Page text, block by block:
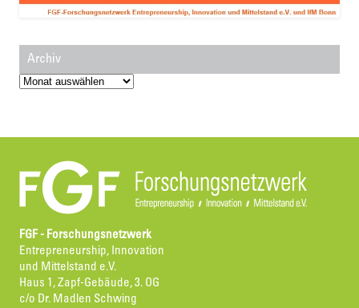
Archiv
Archiv
FGF - Forschungsnetzwerk
Entrepreneurship, Innovation
und Mittelstand e.V.
Haus 1, Zapf-Gebäude, 3. OG
c/o Dr. Madlen Schwing